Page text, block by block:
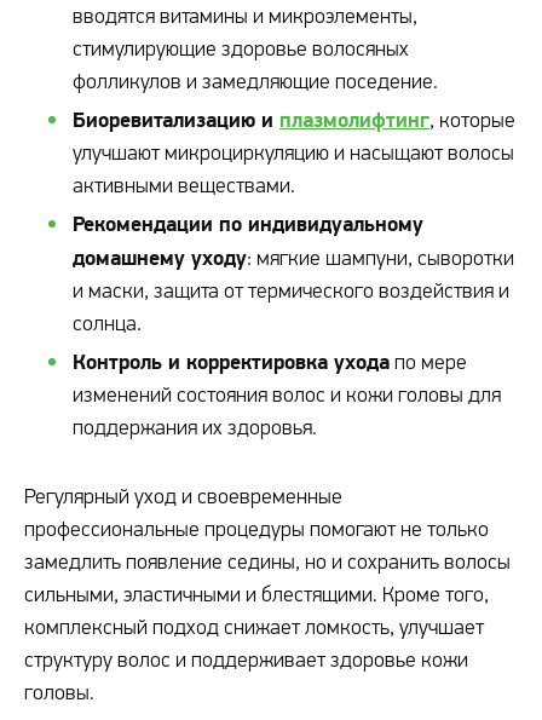
вводятся витамины и микроэлементы,
стимулирующие здоровье волосяных
фолликулов и замедляющие поседение.
Биоревитализацию и плазмолифтинг, которые
улучшают микроциркуляцию и насыщают волосы
активными веществами.
Рекомендации по индивидуальному
домашнему уходу: мягкие шампуни, сыворотки
и маски, защита от термического воздействия и
солнца.
Контроль и корректировка ухода по мере
изменений состояния волос и кожи головы для
поддержания их здоровья.
Регулярный уход и своевременные
профессиональные процедуры помогают не только
замедлить появление седины, но и сохранить волосы
сильными, эластичными и блестящими. Кроме того,
комплексный подход снижает ломкость, улучшает
структуру волос и поддерживает здоровье кожи
головы.